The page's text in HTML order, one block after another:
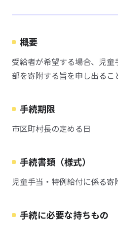
概要
受給者が希望する場合、児
部を寄附する旨を申し出るこ
手続期限
市区町村長の定める日
手続書類（様式）
児童手当・特例給付に係る寄
手続に必要な持ちもの